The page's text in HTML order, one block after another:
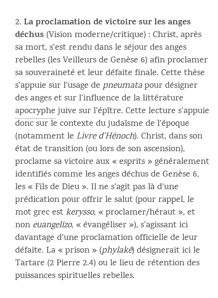
La proclamation de victoire sur les anges
déchus (Vision moderne/critique) : Christ, après
sa mort, s’est rendu dans le séjour des anges
rebelles (les Veilleurs de Genèse 6) afin proclamer
sa souveraineté et leur défaite finale. Cette thèse
s’appuie sur l’usage depneumatapour désigner
des anges et sur l’influence de la littérature
apocryphejuive sur l’épître. Cette lecture s’appuie
donc sur le contexte du judaïsme de l’époque
(notamment le Livre d’Hénoch). Christ, dans son
état de transition (ou lors de son ascension),
proclame sa victoire aux « esprits » généralement
identifiés comme les anges déchus de Genèse 6,
les « Fils de Dieu ». Il ne s’agit pas là d’une
prédication pour offrir le salut (pour rappel, le
mot grec est kerysso, « proclamer/héraut », et
non euangelizo, « évangéliser »), s’agissant ici
davantage d’une proclamation officielle de leur
défaite. La « prison » (phylakē) désignerait ici le
Tartare (2 Pierre 2.4) ou le lieu de rétention des
puissances spirituelles rebelles.